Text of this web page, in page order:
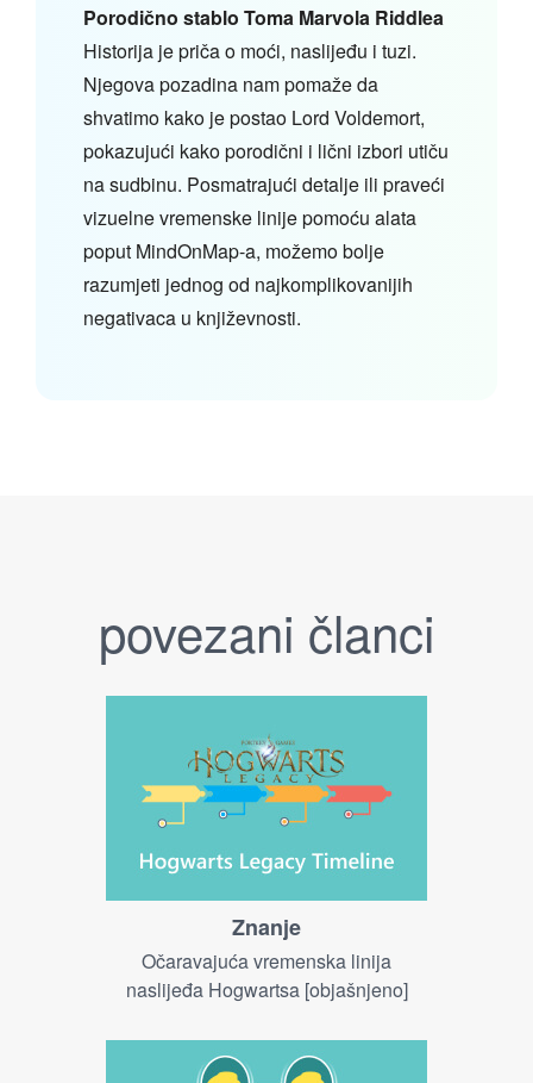
Porodično stablo Toma Marvola Riddlea
Historija je priča o moći, naslijeđu i tuzi.
Njegova pozadina nam pomaže da
shvatimo kako je postao Lord Voldemort,
pokazujući kako porodični i lični izbori utiču
na sudbinu. Posmatrajući detalje ili praveći
vizuelne vremenske linije pomoću alata
poput MindOnMap-a, možemo bolje
razumjeti jednog od najkomplikovanijih
negativaca u književnosti.
povezani članci
Znanje
Očaravajuća vremenska linija
naslijeđa Hogwartsa [objašnjeno]